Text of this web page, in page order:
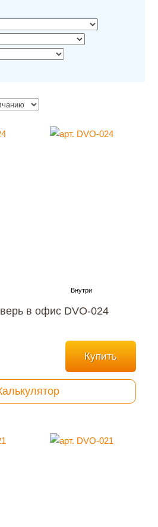
в офис DVO-024
Купить